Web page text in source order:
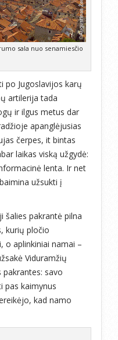
sala nuo senamiesčio
po Jugoslavijos karų
artilerija tada
ir ilgus metus dar
apanglėjusias
čerpes, it bintas
laikas viską užgydė:
lenta. Ir net
užsukti į
šalies pakrantė pilna
kurių pločio
o aplinkiniai namai –
Viduramžių
pakrantes: savo
pas kaimynus
kad namo